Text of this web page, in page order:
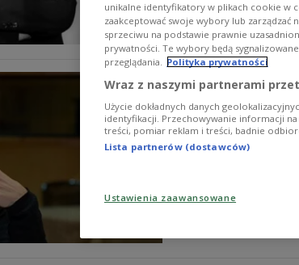
Zobacz więcej na
Jadwiga
- Radio to dla
Jako mała
na nie czekałam i
mówiła w
Zobacz więcej na
unikalne identyfikatory w plikach cookie w
zaakceptować swoje wybory lub zarządzać
sprzeciwu na podstawie prawnie
prywatności. Te wybory będą
przeglądania. Polityka prywatności
Wraz z naszymi partnerami
Użycie dokładnych danych
identyfikacji. Przechowywanie informacji
treści, pomiar reklam i treści, badnie
Lista partnerów (dostawców)
Ustawienia zaawansowane